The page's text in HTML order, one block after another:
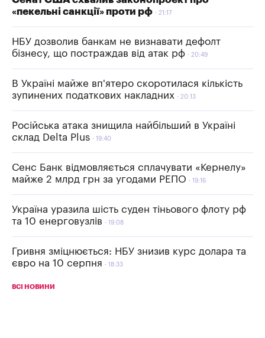
«пекельні санкції» проти рф
21:17
НБУ дозволив банкам не визнавати дефолт
бізнесу, що постраждав від атак рф
20:49
В Україні майже вп'ятеро скоротилася кількість
зупинених податкових накладних
20:13
Російська атака знищила найбільший в Україні
склад Delta Plus
19:40
Сенс Банк відмовляється сплачувати «Кернелу»
майже 2 млрд грн за угодами РЕПО
19:16
Україна уразила шість суден тіньового флоту рф
та 10 енерговузлів
19:08
Гривня зміцнюється: НБУ знизив курс долара та
євро на 10 серпня
18:33
ВСІ НОВИНИ